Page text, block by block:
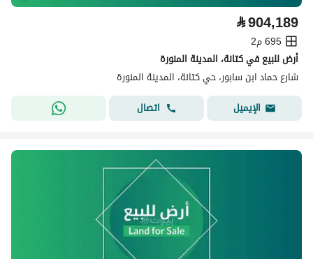
⃁904,189
695 م2
أرض للبيع في كتانة، المدينة المنورة
شارع حماد ابن سابور، حي كتانة، المدينة المنورة
الإيميل
اتصال